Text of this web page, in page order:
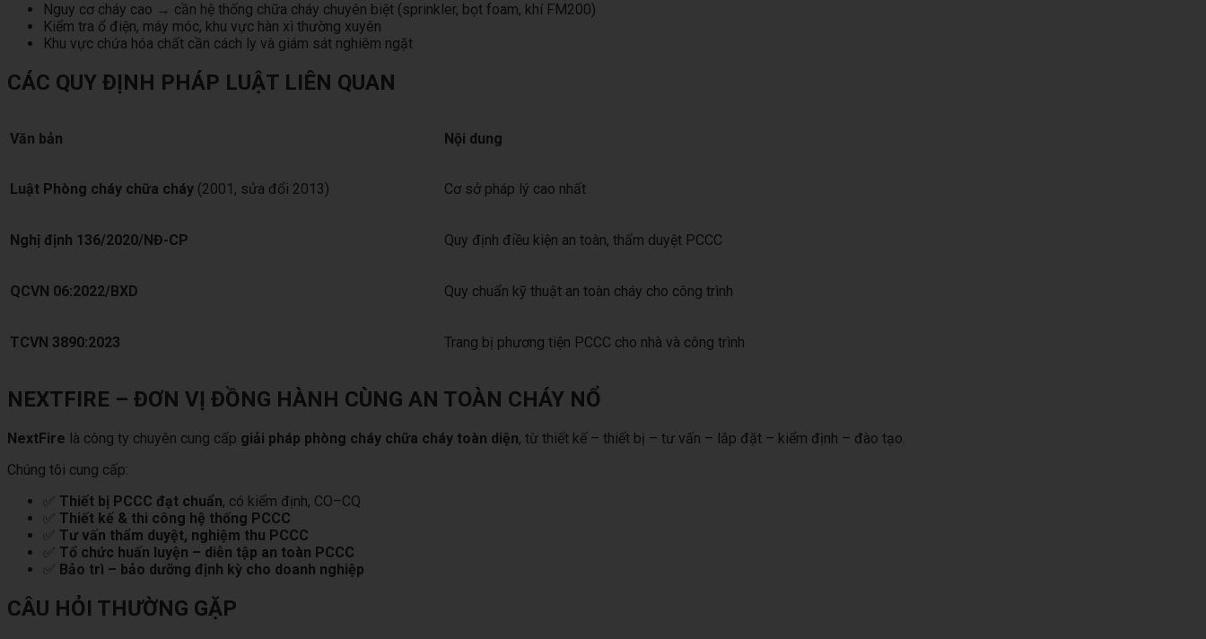
Nguy cơ cháy cao → cần hệ thống chữa cháy chuyên biệt (sprinkler, bọt foam, khí FM200)
Kiểm tra ổ điện, máy móc, khu vực hàn xì thường xuyên
Khu vực chứa hóa chất cần cách ly và giám sát nghiêm ngặt
CÁC QUY ĐỊNH PHÁP LUẬT LIÊN QUAN
Văn bản Nội dung
Luật Phòng cháy chữa cháy (2001, sửa đổi 2013) Cơ sở pháp lý cao nhất
Nghị định 136/2020/NĐ-CP Quy định điều kiện an toàn, thẩm duyệt PCCC
QCVN 06:2022/BXD Quy chuẩn kỹ thuật an toàn cháy cho công trình
TCVN 3890:2023 Trang bị phương tiện PCCC cho nhà và công trình
NEXTFIRE – ĐƠN VỊ ĐỒNG HÀNH CÙNG AN TOÀN CHÁY NỔ
NextFire là công ty chuyên cung cấp giải pháp phòng cháy chữa cháy toàn diện, từ thiết kế – thiết bị – tư vấn – lắp đặt – kiểm định – đào tạo.
Chúng tôi cung cấp:
✅ Thiết bị PCCC đạt chuẩn, có kiểm định, CO–CQ
✅ Thiết kế & thi công hệ thống PCCC
✅ Tư vấn thẩm duyệt, nghiệm thu PCCC
✅ Tổ chức huấn luyện – diễn tập an toàn PCCC
✅ Bảo trì – bảo dưỡng định kỳ cho doanh nghiệp
CÂU HỎI THƯỜNG GẶP